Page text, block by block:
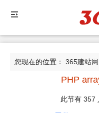
您现在的位置： 365建站网
array_column() 函数
PHP
此节有 357